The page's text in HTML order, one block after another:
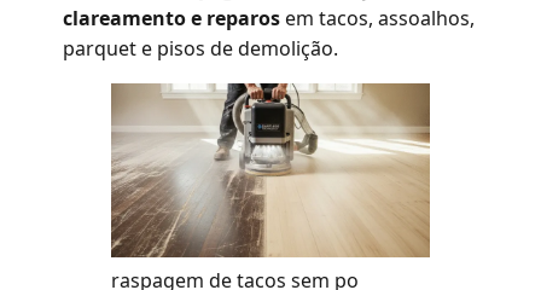
clareamento e reparosem tacos, assoalhos,
parquet e pisos de demolição.
raspagem de tacos sem po